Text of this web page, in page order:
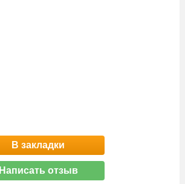
В закладки
Написать отзыв